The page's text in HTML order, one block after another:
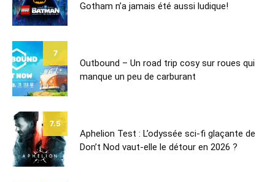
Gotham n’a jamais été aussi ludique!
7
Outbound – Un road trip cosy sur roues qui
manque un peu de carburant
7.5
Aphelion Test : L’odyssée sci-fi glaçante de
Don’t Nod vaut-elle le détour en 2026 ?